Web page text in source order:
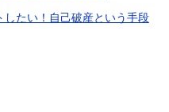
たい！自己破産という手段